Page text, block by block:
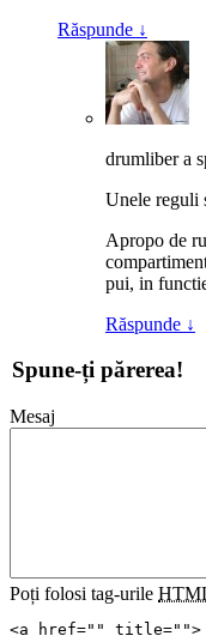
Răspunde ↓
drumliber a
Unele reguli
Apropo de
pui, in
Răspunde ↓
Spune-ți părerea!
Mesaj
Poți folosi tag-urile
<a href="" title="">